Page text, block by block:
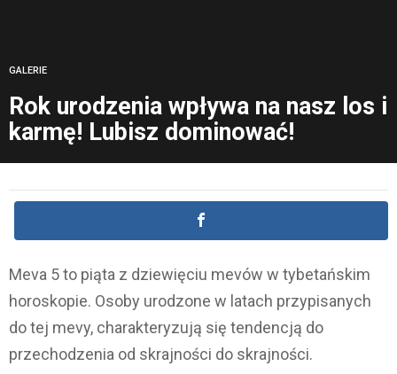
GALERIE
Rok urodzenia wpływa na nasz los i
karmę! Lubisz dominować!
Meva 5 to piąta z dziewięciu mevów w tybetańskim
horoskopie. Osoby urodzone w latach przypisanych
do tej mevy, charakteryzują się tendencją do
przechodzenia od skrajności do skrajności.